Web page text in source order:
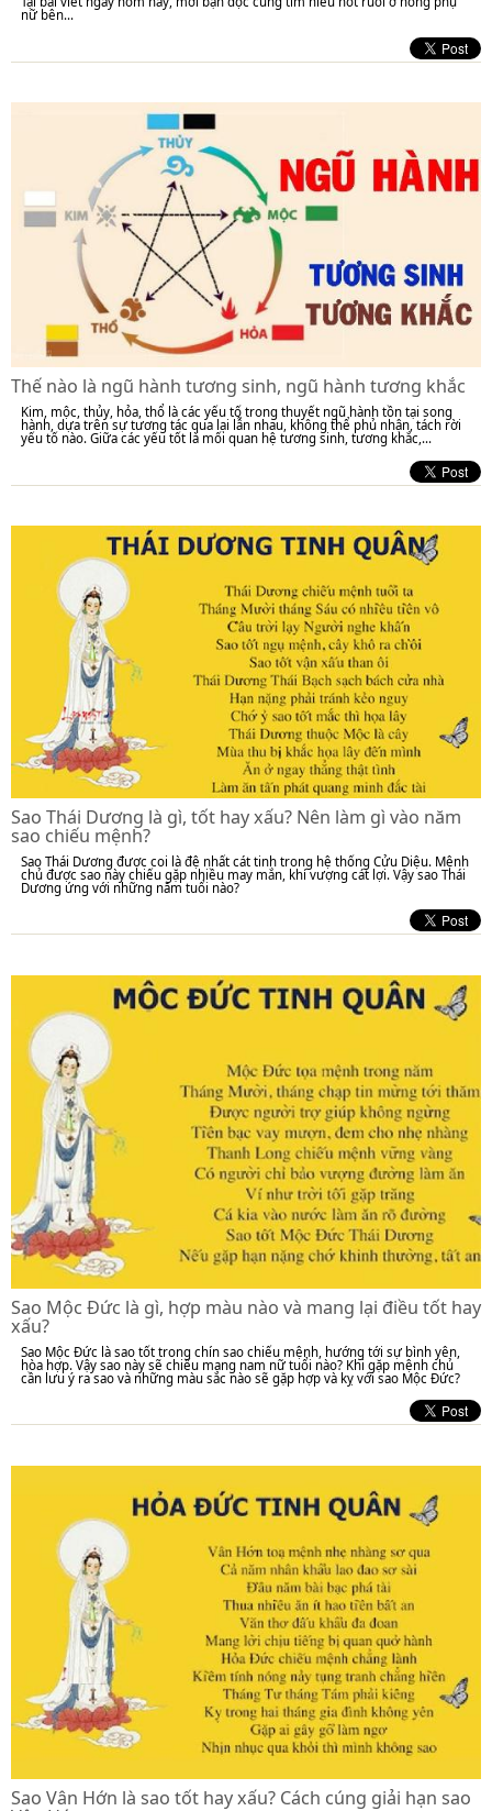
nữ bên...
Thế nào là ngũ hành tương sinh, ngũ hành tương khắc
Kim, mộc, thủy, hỏa, thổ là các yếu tố trong thuyết ngũ hành tồn tại song
hành, dựa trên sự tương tác qua lại lẫn nhau, không thể phủ nhận, tách rời
yếu tố nào. Giữa các yếu tốt là mối quan hệ tương sinh, tương khắc,...
Sao Thái Dương là gì, tốt hay xấu? Nên làm gì vào năm
sao chiếu mệnh?
Sao Thái Dương được coi là đệ nhất cát tinh trong hệ thống Cửu Diệu. Mệnh
chủ được sao này chiếu gặp nhiều may mắn, khí vượng cát lợi. Vậy sao Thái
Dương ứng với những năm tuổi nào?
Sao Mộc Đức là gì, hợp màu nào và mang lại điều tốt hay
xấu?
Sao Mộc Đức là sao tốt trong chín sao chiếu mệnh, hướng tới sự bình yên,
hòa hợp. Vậy sao này sẽ chiếu mạng nam nữ tuổi nào? Khi gặp mệnh chủ
cần lưu ý ra sao và những màu sắc nào sẽ gặp hợp và kỵ với sao Mộc Đức?
Sao Vân Hớn là sao tốt hay xấu? Cách cúng giải hạn sao